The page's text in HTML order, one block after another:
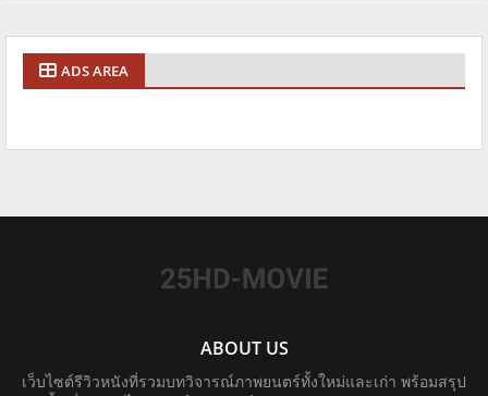
ADS AREA
ABOUT US
เว็บไซต์รีวิวหนังที่รวมบทวิจารณ์ภาพยนตร์ทั้งใหม่และเก่า พร้อมสรุป